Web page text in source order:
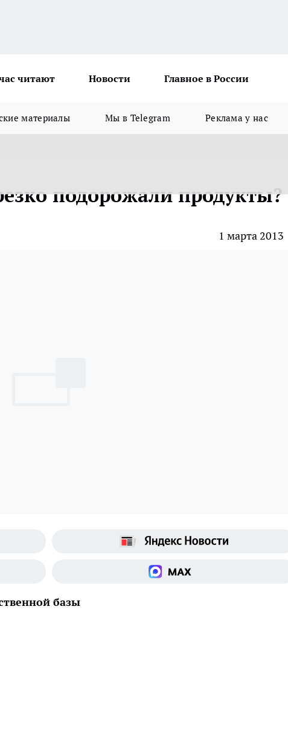
читают Новости Главное в России
материалы Мы в Telegram Реклама у нас
подорожали продукты?
1 марта 2013
базы